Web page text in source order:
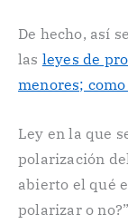
De hecho, así
las leyes de
menores;
Ley en la que
polarización
abierto el qué
polarizar o